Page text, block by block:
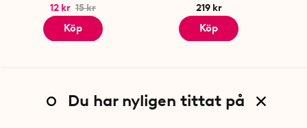
12 kr 15 kr
Köp
219 kr
Köp
Du har nyligen tittat på